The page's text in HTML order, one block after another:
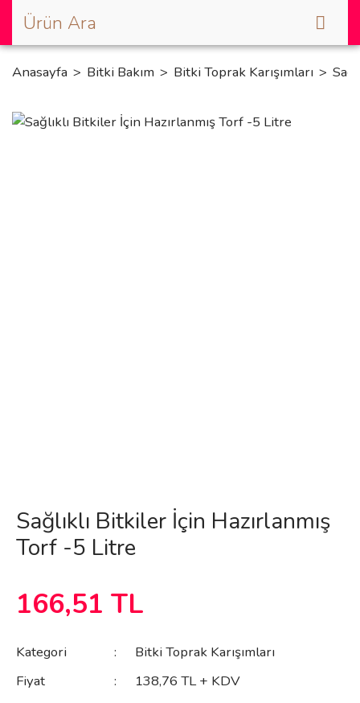
Anasayfa Bitki Bakım Bitki Toprak Karışımları
Sağlıklı Bitkiler İçin Hazırlanmış
Torf -5 Litre
166,51 TL
Kategori
Bitki Toprak Karışımları
Fiyat
138,76 TL + KDV